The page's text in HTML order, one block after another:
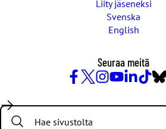
Liity jäseneksi
Svenska
English
Seuraa meitä
/
Twitter
Search: